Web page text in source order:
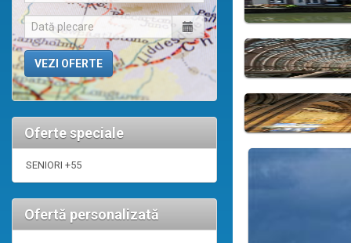
Oferte speciale
SENIORI +55
Ofertă personalizată